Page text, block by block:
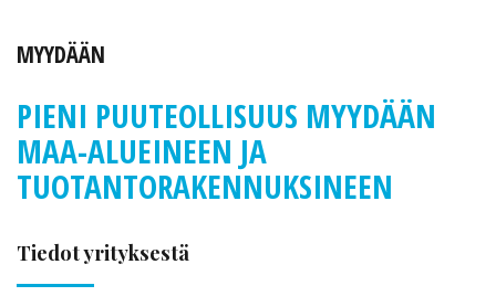
MYYDÄÄN
PIENI PUUTEOLLISUUS MYYDÄÄN
MAA-ALUEINEEN JA
TUOTANTORAKENNUKSINEEN
Tiedot yrityksestä